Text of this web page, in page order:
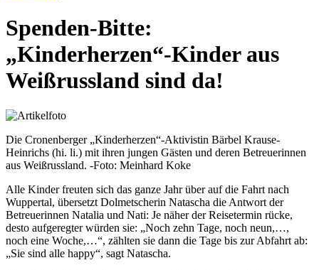
Spenden-Bitte:
„Kinderherzen“-Kinder aus
Weißrussland sind da!
Die Cronenberger „Kinderherzen“-Aktivistin Bärbel Krause-
Heinrichs (hi. li.) mit ihren jungen Gästen und deren Betreuerinnen
aus Weißrussland. -Foto: Meinhard Koke
Alle Kinder freuten sich das ganze Jahr über auf die Fahrt nach
Wuppertal, übersetzt Dolmetscherin Natascha die Antwort der
Betreuerinnen Natalia und Nati: Je näher der Reisetermin rücke,
desto aufgeregter würden sie: „Noch zehn Tage, noch neun,…,
noch eine Woche,…“, zählten sie dann die Tage bis zur Abfahrt ab:
„Sie sind alle happy“, sagt Natascha.